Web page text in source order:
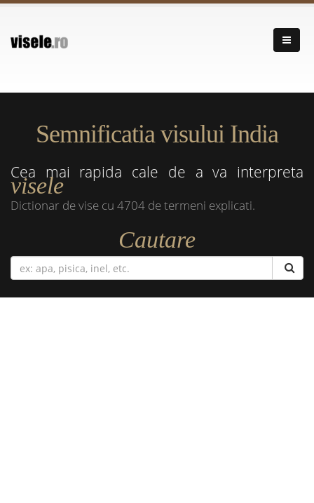
Semnificatia visului India
Cea mai rapida cale de a va interpreta
visele
Dictionar de vise cu 4704 de termeni explicati.
Cautare